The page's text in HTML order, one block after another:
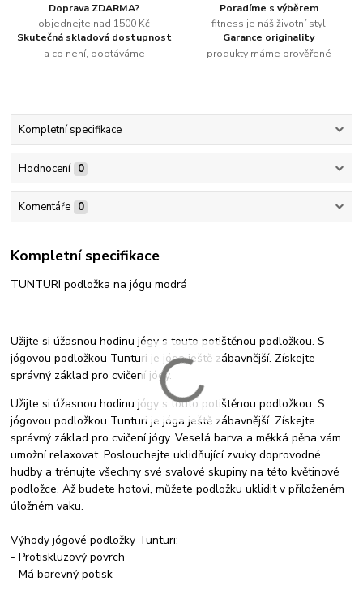
Doprava ZDARMA?
objednejte nad 1500 Kč
Poradíme s výběrem
fitness je náš životní styl
Skutečná skladová dostupnost
a co není, poptáváme
Garance originality
produkty máme prověřené
Kompletní specifikace
Hodnocení 0
Komentáře 0
Kompletní specifikace
TUNTURI podložka na jógu modrá
Užijte si úžasnou hodinu jógy s touto potištěnou podložkou. S
jógovou podložkou Tunturi je jóga ještě zábavnější. Získejte
správný základ pro cvičení jógy.
Užijte si úžasnou hodinu jógy s touto potištěnou podložkou. S
jógovou podložkou Tunturi je jóga ještě zábavnější. Získejte
správný základ pro cvičení jógy. Veselá barva a měkká pěna vám
umožní relaxovat. Poslouchejte uklidňující zvuky doprovodné
hudby a trénujte všechny své svalové skupiny na této květinové
podložce. Až budete hotovi, můžete podložku uklidit v přiloženém
úložném vaku.
Výhody jógové podložky Tunturi:
- Protiskluzový povrch
- Má barevný potisk